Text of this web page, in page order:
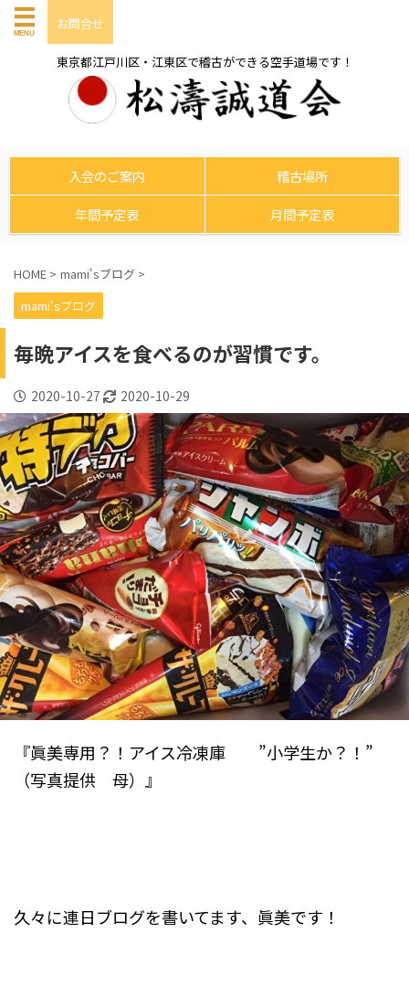
お問合せ
東京都江戸川区・江東区で稽古ができる空手道場です！
入会のご案内
稽古場所
年間予定表
月間予定表
HOME > mami'sブログ >
mami'sブログ
毎晩アイスを食べるのが習慣です。
2020-10-27 2020-10-29
『眞美専用？！アイス冷凍庫 ”小学生か？！”
（写真提供 母）』
久々に連日ブログを書いてます、眞美です！